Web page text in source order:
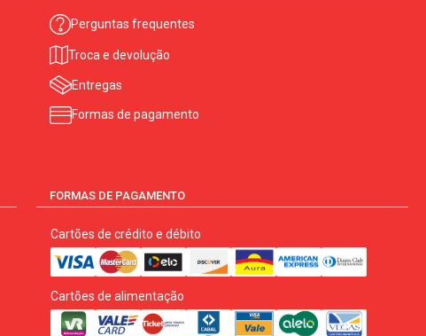
Perguntas frequentes
Troca e devolução
Entregas
Formas de pagamento
FORMAS DE PAGAMENTO
Cartões de crédito e débito
Cartões de alimentação